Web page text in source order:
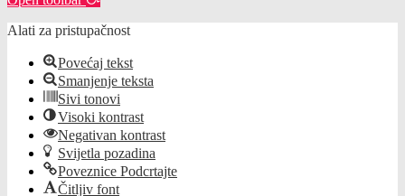
Alati za pristupačnost
Povećaj tekst
Smanjenje teksta
Sivi tonovi
Visoki kontrast
Negativan kontrast
Svijetla pozadina
Poveznice Podcrtajte
Čitljiv font